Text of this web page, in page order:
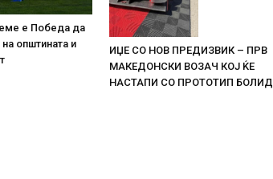
е Победа да
општината и
ИЏЕ СО НОВ ПРЕДИЗВИК – ПРВ
МАКЕДОНСКИ ВОЗАЧ КОЈ ЌЕ
НАСТАПИ СО ПРОТОТИП БОЛИД